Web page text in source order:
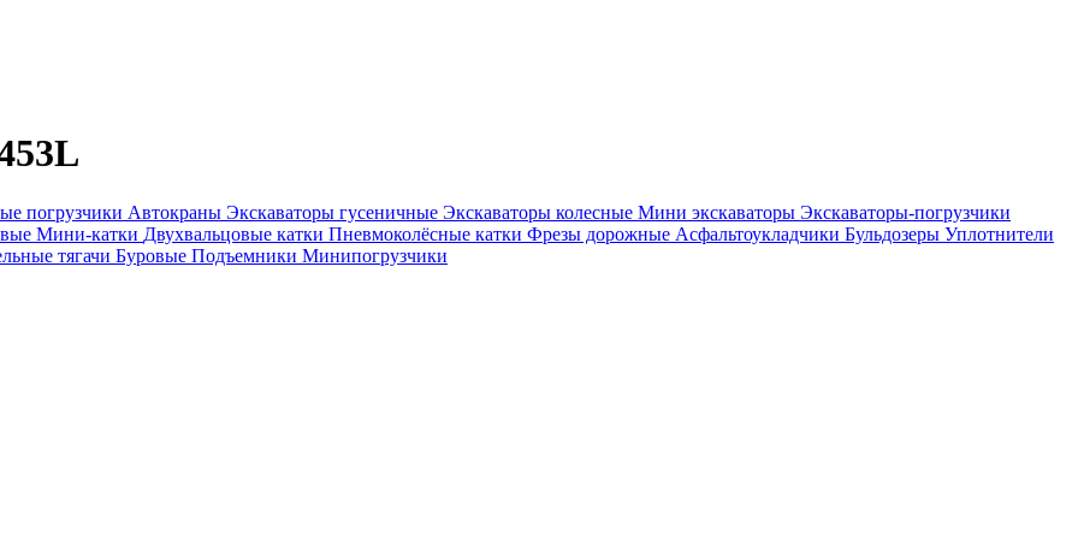
погрузчики Автокраны Экскаваторы гусеничные Экскаваторы колесные Мини экскаваторы Экскаваторы-погрузчики
Мини-катки Двухвальцовые катки Пневмоколёсные катки Фрезы дорожные Асфальтоукладчики Бульдозеры Уплотнители
тягачи Буровые Подъемники Минипогрузчики